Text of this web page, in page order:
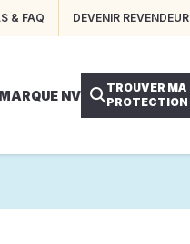
& FAQ DEVENIR REVENDEUR
NV
TROUVER MA
PROTECTION